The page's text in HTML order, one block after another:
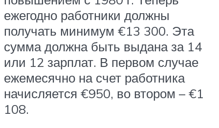
ежегодно работники должны
получать минимум €13 300. Эта
сумма должна быть выдана за 14
или 12 зарплат. В первом случае
ежемесячно на счет работника
начисляется €950, во втором – €1
108.